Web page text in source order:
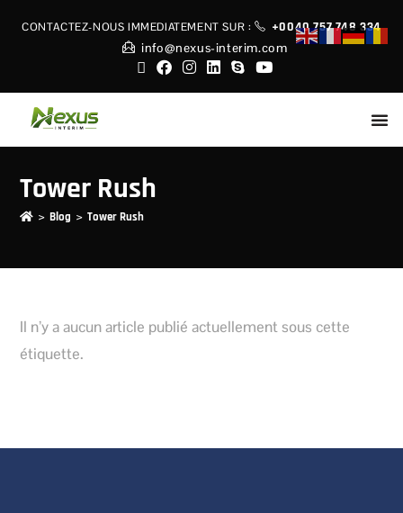
CONTACTEZ-NOUS IMMEDIATEMENT SUR :
+0040 757 748 334
info@nexus-interim.com
Tower Rush
> Blog > Tower Rush
Il n’y a aucun article publié actuellement sous cette
étiquette.